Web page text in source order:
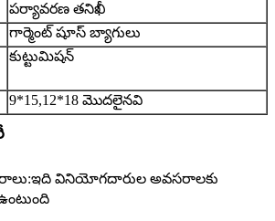
పర్యావరణ తనిఖీ
గార్మెంట్ షూస్ బ్యాగులు
కుట్టుమిషన్
9*15,12*18 మొదలైనవి
ఇది వినియోగదారుల అవసరాలకు